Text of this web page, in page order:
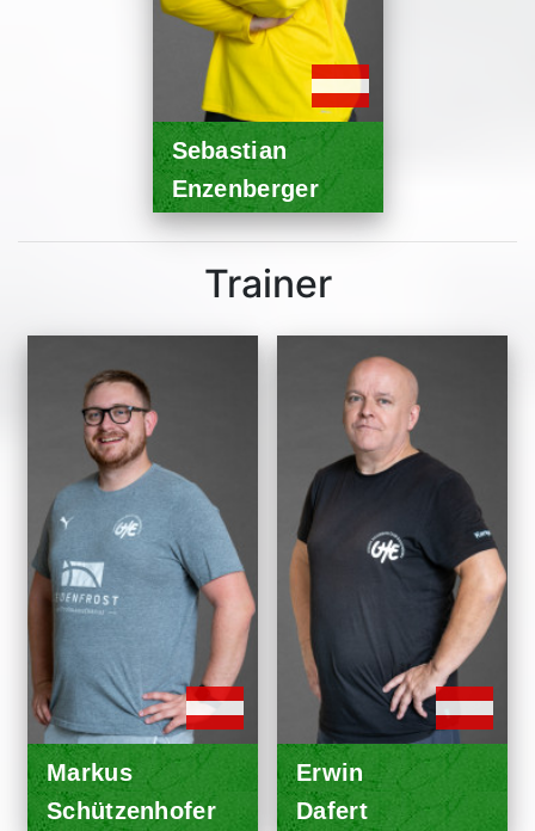
Sebastian
Enzenberger
Trainer
Markus
Schützenhofer
Erwin
Dafert